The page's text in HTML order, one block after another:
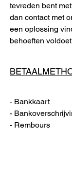
tevreden bent
dan contact met
een oplossing
behoeften
- Bankkaart
-
- Rembours